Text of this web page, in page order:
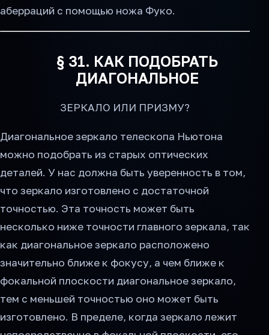
аберраций с помощью ножа Фуко.
§ 31. КАК ПОДОБРАТЬ
ДИАГОНАЛЬНОЕ
ЗЕРКАЛО ИЛИ ПРИЗМУ?
Диагональное зеркало телескопа Ньютона
можно подобрать из старых оптических
деталей. У нас должна быть уверенность в том,
что зеркало изготовлено с достаточной
точностью. Эта точность может быть
несколько ниже точности главного зеркала, так
как диагональное зеркало расположено
значительно ближе к фокусу, а чем ближе к
фокальной плоскости диагональное зеркало,
тем с меньшей точностью оно может быть
изготовлено. В пределе, когда зеркало лежит